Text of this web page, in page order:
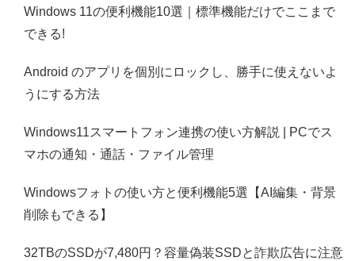
Windows 11の便利機能10選｜標準機能だけでここまで
できる!
Android のアプリを個別にロックし、勝手に使えないよ
うにする方法
Windows11スマートフォン連携の使い方解説 | PCでス
マホの通知・通話・ファイル管理
Windowsフォトの使い方と便利機能5選【AI編集・背景
削除もできる】
32TBのSSDが7,480円？容量偽装SSDと詐欺広告に注意